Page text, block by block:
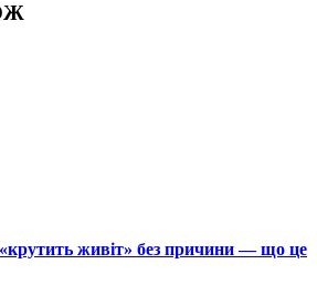
живіт» без причини — що це